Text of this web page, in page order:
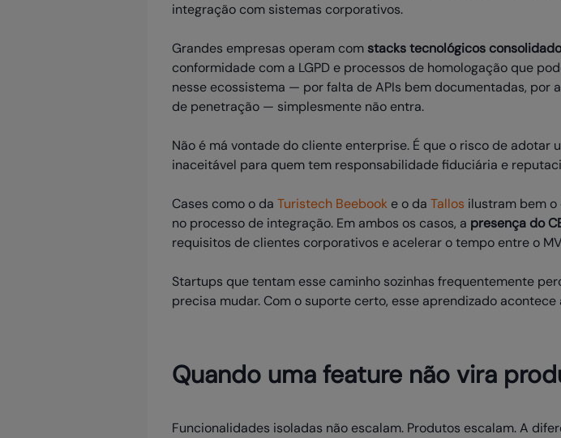
integração com sistemas corporativos.
Grandes empresas operam comstacks tecnológicos
conformidade com a LGPD e processos de homologação que
nesse ecossistema — por falta de APIs bem documentadas,
de penetração — simplesmente não entra.
Não é má vontade do cliente enterprise. É que o risco de
inaceitável para quem tem responsabilidade fiduciária e
Cases como o da Turistech Beebook e o da Tallos ilustram bem
no processo de integração. Em ambos os casos, a presença do
requisitos de clientes corporativos e acelerar o tempo entre o
Startups que tentam esse caminho sozinhas frequentemente
precisa mudar. Com o suporte certo, esse aprendizado
Quando uma feature não vira
Funcionalidades isoladas não escalam. Produtos escalam. A